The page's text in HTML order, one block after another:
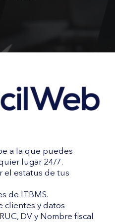
a la que puedes
lugar 24/7.
el estatus de tus
de ITBMS.
clientes y datos
DV y Nombre fiscal